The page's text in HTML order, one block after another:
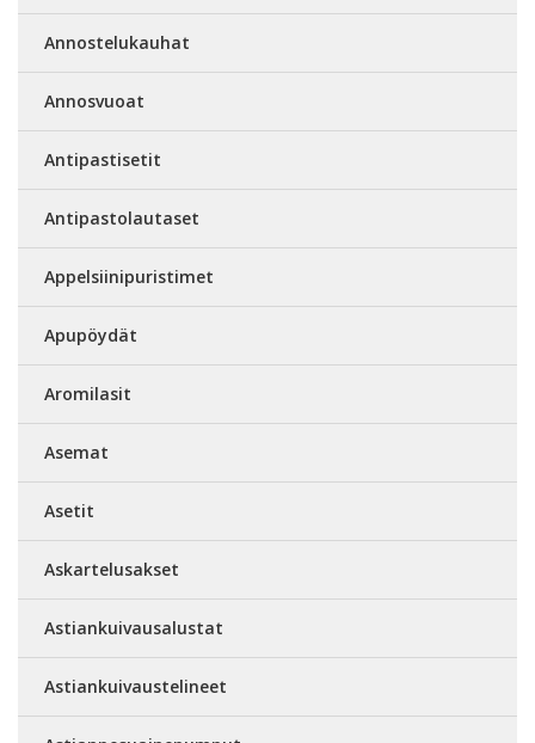
Annostelukauhat
Annosvuoat
Antipastisetit
Antipastolautaset
Appelsiinipuristimet
Apupöydät
Aromilasit
Asemat
Asetit
Askartelusakset
Astiankuivausalustat
Astiankuivaustelineet